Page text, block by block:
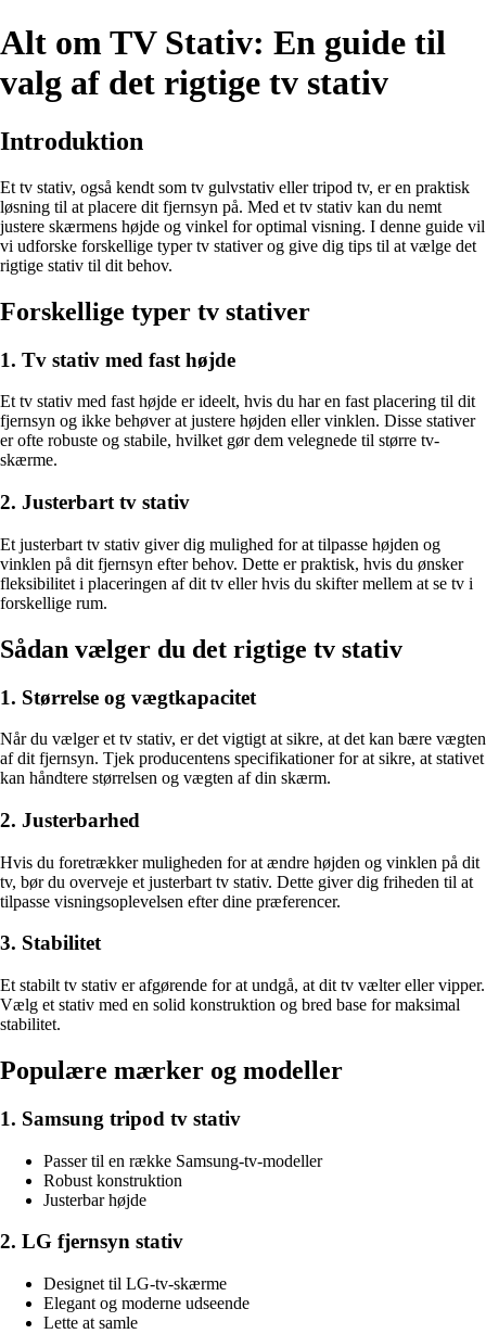
Alt om TV Stativ: En guide til
valg af det rigtige tv stativ
Introduktion
Et tv stativ, også kendt som tv gulvstativ eller tripod tv, er en praktisk
løsning til at placere dit fjernsyn på. Med et tv stativ kan du nemt
justere skærmens højde og vinkel for optimal visning. I denne guide vil
vi udforske forskellige typer tv stativer og give dig tips til at vælge det
rigtige stativ til dit behov.
Forskellige typer tv stativer
1. Tv stativ med fast højde
Et tv stativ med fast højde er ideelt, hvis du har en fast placering til dit
fjernsyn og ikke behøver at justere højden eller vinklen. Disse stativer
er ofte robuste og stabile, hvilket gør dem velegnede til større tv-
skærme.
2. Justerbart tv stativ
Et justerbart tv stativ giver dig mulighed for at tilpasse højden og
vinklen på dit fjernsyn efter behov. Dette er praktisk, hvis du ønsker
fleksibilitet i placeringen af dit tv eller hvis du skifter mellem at se tv i
forskellige rum.
Sådan vælger du det rigtige tv stativ
1. Størrelse og vægtkapacitet
Når du vælger et tv stativ, er det vigtigt at sikre, at det kan bære vægten
af dit fjernsyn. Tjek producentens specifikationer for at sikre, at stativet
kan håndtere størrelsen og vægten af din skærm.
2. Justerbarhed
Hvis du foretrækker muligheden for at ændre højden og vinklen på dit
tv, bør du overveje et justerbart tv stativ. Dette giver dig friheden til at
tilpasse visningsoplevelsen efter dine præferencer.
3. Stabilitet
Et stabilt tv stativ er afgørende for at undgå, at dit tv vælter eller vipper.
Vælg et stativ med en solid konstruktion og bred base for maksimal
stabilitet.
Populære mærker og modeller
1. Samsung tripod tv stativ
Passer til en række Samsung-tv-modeller
Robust konstruktion
Justerbar højde
2. LG fjernsyn stativ
Designet til LG-tv-skærme
Elegant og moderne udseende
Lette at samle